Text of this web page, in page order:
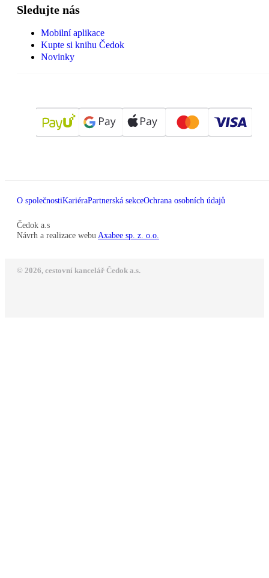
Sledujte nás
Mobilní aplikace
Kupte si knihu Čedok
Novinky
O společnostiKariéraPartnerská sekceOchrana osobních údajů
Čedok a.s
Návrh a realizace webu Axabee sp. z. o.o.
© 2026, cestovní kancelář Čedok a.s.